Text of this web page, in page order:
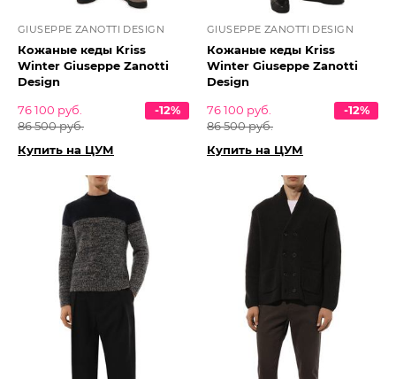
GIUSEPPE ZANOTTI DESIGN
Кожаные кеды Kriss
Winter Giuseppe Zanotti
Design
76 100 руб.
86 500 руб.
-12%
Купить на ЦУМ
GIUSEPPE ZANOTTI DESIGN
Кожаные кеды Kriss
Winter Giuseppe Zanotti
Design
76 100 руб.
86 500 руб.
-12%
Купить на ЦУМ